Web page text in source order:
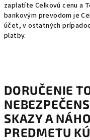
zaplatíte Celkovú cenu a
bankovým prevodom je
účet, v ostatných
platby.
DORUČENIE
SKAZY A
PREDMETU